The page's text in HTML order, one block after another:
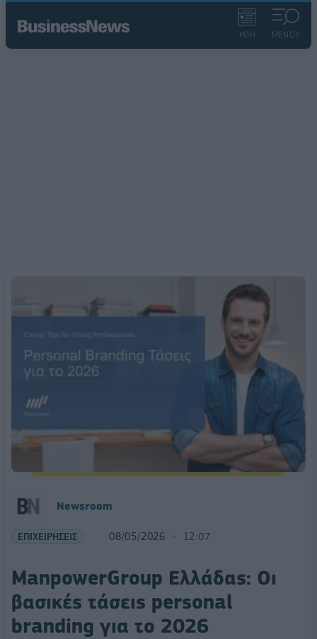
ΡΟΗ ΜΕΝΟΥ
Νewsroom
ΕΠΙΧΕΙΡΗΣΕΙΣ 08/05/2026 12:07
ManpowerGroup Ελλάδας: Οι
βασικές τάσεις personal
branding για το 2026